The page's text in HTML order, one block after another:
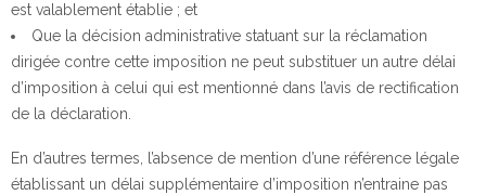
est valablement établie ; et
Que la décision administrative statuant sur la réclamation
dirigée contre cette imposition ne peut substituer un autre délai
d’imposition à celui qui est mentionné dans l’avis de rectification
de la déclaration.
En d’autres termes, l’absence de mention d’une référence légale
établissant un délai supplémentaire d’imposition n’entraine pas